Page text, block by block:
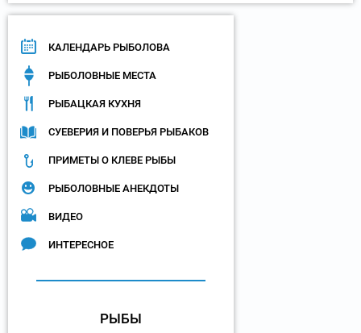
КАЛЕНДАРЬ РЫБОЛОВА
РЫБОЛОВНЫЕ МЕСТА
РЫБАЦКАЯ КУХНЯ
СУЕВЕРИЯ И ПОВЕРЬЯ РЫБАКОВ
ПРИМЕТЫ О КЛЕВЕ РЫБЫ
РЫБОЛОВНЫЕ АНЕКДОТЫ
ВИДЕО
ИНТЕРЕСНОЕ
РЫБЫ